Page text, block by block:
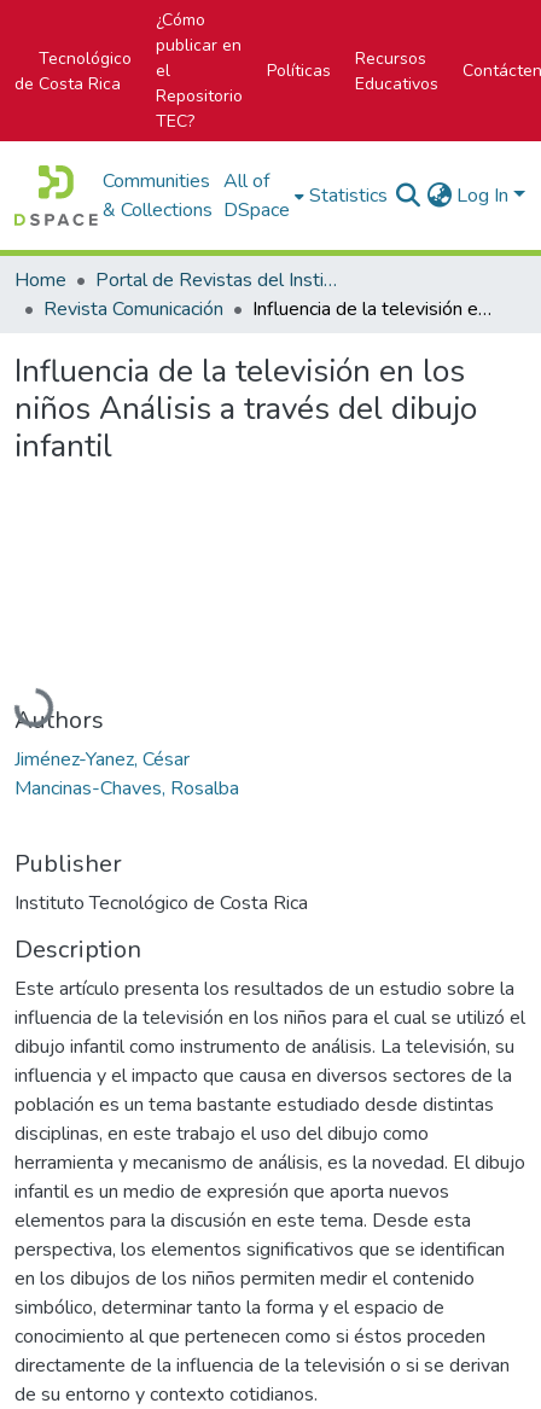
Tecnológico
de Costa Rica
¿Cómo
publicar en
el
Repositorio
TEC?
Políticas
Recursos
Educativos
Communities
& Collections
All of
DSpace
Statistics Log In
Home
Portal de Revistas del Instituto Tecnológico de Costa Rica
Revista Comunicación
Influencia de la televisión en los niños Análisis a través del dibujo infantil
Influencia de la televisión en los
niños Análisis a través del dibujo
infantil
Loading...
Authors
Jiménez-Yanez, César
Mancinas-Chaves, Rosalba
Publisher
Instituto Tecnológico de Costa Rica
Description
Este artículo presenta los resultados de un estudio sobre la
influencia de la televisión en los niños para el cual se utilizó el
dibujo infantil como instrumento de análisis. La televisión, su
influencia y el impacto que causa en diversos sectores de la
población es un tema bastante estudiado desde distintas
disciplinas, en este trabajo el uso del dibujo como
herramienta y mecanismo de análisis, es la novedad. El dibujo
infantil es un medio de expresión que aporta nuevos
elementos para la discusión en este tema. Desde esta
perspectiva, los elementos significativos que se identifican
en los dibujos de los niños permiten medir el contenido
simbólico, determinar tanto la forma y el espacio de
conocimiento al que pertenecen como si éstos proceden
directamente de la influencia de la televisión o si se derivan
de su entorno y contexto cotidianos.